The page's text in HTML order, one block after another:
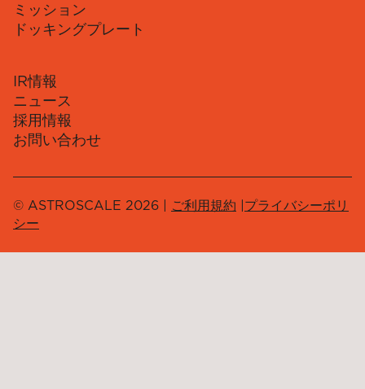
ミッション
ドッキングプレート
IR情報
ニュース
採用情報
お問い合わせ
© ASTROSCALE 2026 | ご利用規約 |プライバシーポリ
シー